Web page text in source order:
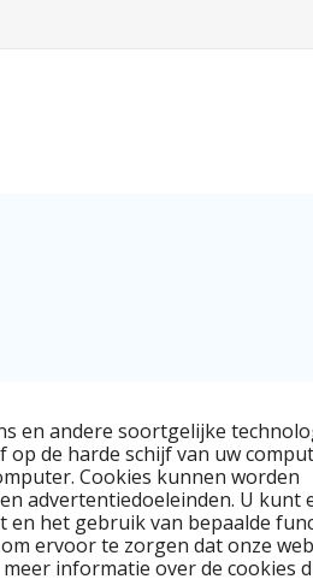
en andere soortgelijke
op de harde schijf van uw
Cookies kunnen worden
advertentiedoeleinden. U kunt
het gebruik van bepaalde
ervoor te zorgen dat onze
informatie over de cookies